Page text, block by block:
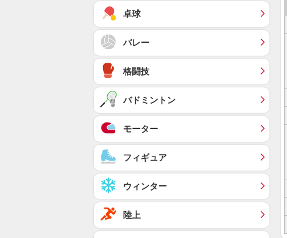
卓球
バレー
格闘技
バドミントン
モーター
フィギュア
ウィンター
陸上